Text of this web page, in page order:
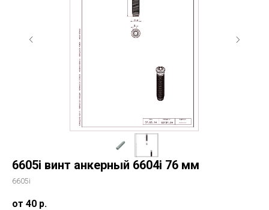
6605i винт анкерный 6604i 76 мм
6605i
от 40 р.